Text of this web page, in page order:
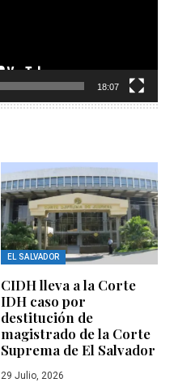
18:07
EL SALVADOR
CIDH lleva a la Corte
IDH caso por
destitución de
magistrado de la Corte
Suprema de El Salvador
29 Julio, 2026